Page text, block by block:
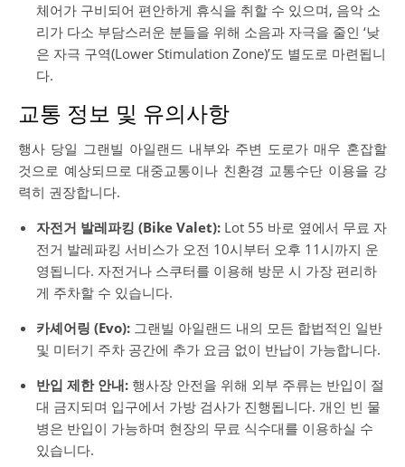
체어가 구비되어 편안하게 휴식을 취할 수 있으며, 음악 소
리가 다소 부담스러운 분들을 위해 소음과 자극을 줄인 ‘낮
은 자극 구역(Lower Stimulation Zone)’도 별도로 마련됩니
다.
교통 정보 및 유의사항
행사 당일 그랜빌 아일랜드 내부와 주변 도로가 매우 혼잡할
것으로 예상되므로 대중교통이나 친환경 교통수단 이용을 강
력히 권장합니다.
자전거 발레파킹 (Bike Valet): Lot 55 바로 옆에서 무료 자
전거 발레파킹 서비스가 오전 10시부터 오후 11시까지 운
영됩니다. 자전거나 스쿠터를 이용해 방문 시 가장 편리하
게 주차할 수 있습니다.
카셰어링 (Evo): 그랜빌 아일랜드 내의 모든 합법적인 일반
및 미터기 주차 공간에 추가 요금 없이 반납이 가능합니다.
반입 제한 안내: 행사장 안전을 위해 외부 주류는 반입이 절
대 금지되며 입구에서 가방 검사가 진행됩니다. 개인 빈 물
병은 반입이 가능하며 현장의 무료 식수대를 이용하실 수
있습니다.